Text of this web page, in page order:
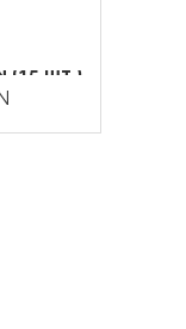
(15 шт.)